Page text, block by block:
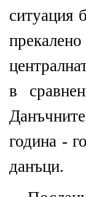
ситуация
в
година -
данъци.